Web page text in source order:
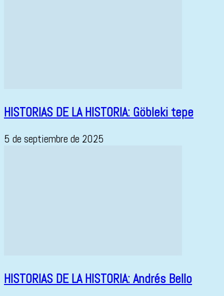
HISTORIAS DE LA HISTORIA: Göbleki tepe
5 de septiembre de 2025
HISTORIAS DE LA HISTORIA: Andrés Bello